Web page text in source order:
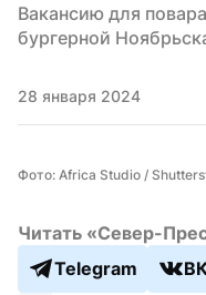
Вакансию для
бургерной
28 января 2024
Фото: Africa Studio /
Читать «Север-
Telegram